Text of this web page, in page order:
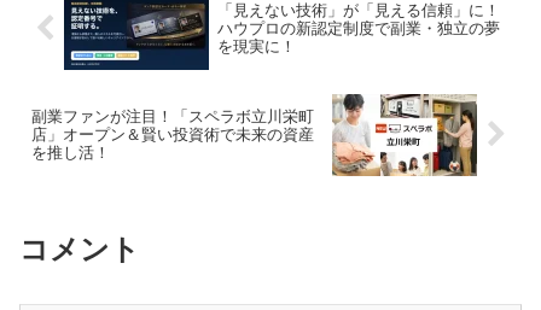
「見えない技術」が「見える信頼」に！
ハウプロの新認定制度で副業・独立の夢
を現実に！
副業ファンが注目！「スペラボ立川栄町
店」オープン＆賢い投資術で未来の資産
を推し活！
コメント